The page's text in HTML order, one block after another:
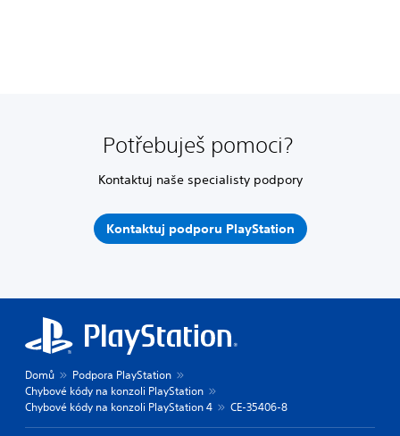
Potřebuješ pomoci?
Kontaktuj naše specialisty podpory
Kontaktuj podporu PlayStation
Domů
Podpora PlayStation
Chybové kódy na konzoli PlayStation
Chybové kódy na konzoli PlayStation 4
CE-35406-8